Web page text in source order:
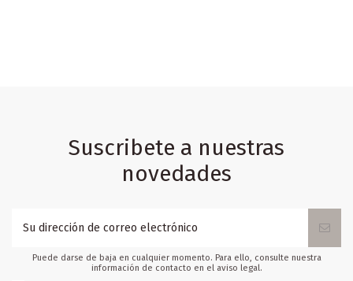
Suscribete a nuestras
novedades
Puede darse de baja en cualquier momento. Para ello, consulte nuestra
información de contacto en el aviso legal.